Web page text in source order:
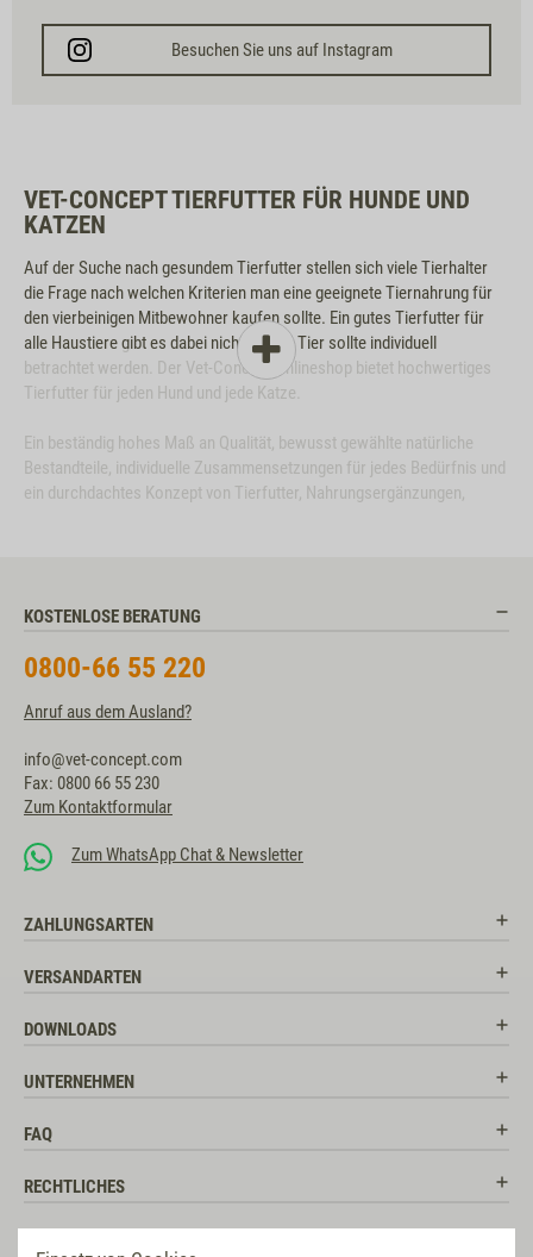
Besuchen Sie uns auf Instagram
VET-CONCEPT TIERFUTTER FÜR HUNDE UND
KATZEN
Auf der Suche nach gesundem Tierfutter stellen sich viele Tierhalter
die Frage nach welchen Kriterien man eine geeignete Tiernahrung für
den vierbeinigen Mitbewohner kaufen sollte. Ein gutes Tierfutter für
alle Haustiere gibt es dabei nicht. Jedes Tier sollte individuell
betrachtet werden. Der Vet-Concept Onlineshop bietet hochwertiges
Tierfutter für jeden Hund und jede Katze.
Ein beständig hohes Maß an Qualität, bewusst gewählte natürliche
Bestandteile, individuelle Zusammensetzungen für jedes Bedürfnis und
ein durchdachtes Konzept von Tierfutter, Nahrungsergänzungen,
Leckerchen verzichtet wird oder täglich ausgiebig belohnt wird. Das
persönlichen Beratung am Telefon, Tiernahrungen für Welpen, Kitten,
Fachberater für Tiernahrung, um die persönlichen Vorlieben,
gesundheitlichen Eigenheiten und Erkrankungen ihres Vierbeiners zu
besprechen und darauf basierend das beste Tierfutter zu bestellen.
KOSTENLOSE BERATUNG
0800-66 55 220
Anruf aus dem Ausland?
info@vet-concept.com
Fax: 0800 66 55 230
Zum Kontaktformular
Zum WhatsApp Chat & Newsletter
ZAHLUNGSARTEN
VERSANDARTEN
DOWNLOADS
UNTERNEHMEN
FAQ
RECHTLICHES